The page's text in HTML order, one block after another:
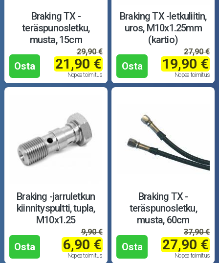
Braking TX -
teräspunosletku,
musta, 15cm
Osta
29,90 €
21,90 €
Nopea toimitus
Braking TX -letkuliitin,
uros, M10x1.25mm
(kartio)
Osta
27,90 €
19,90 €
Nopea toimitus
Braking -jarruletkun
kiinnityspultti, tupla,
M10x1.25
Osta
9,90 €
6,90 €
Nopea toimitus
Braking TX -
teräspunosletku,
musta, 60cm
Osta
37,90 €
27,90 €
Nopea toimitus